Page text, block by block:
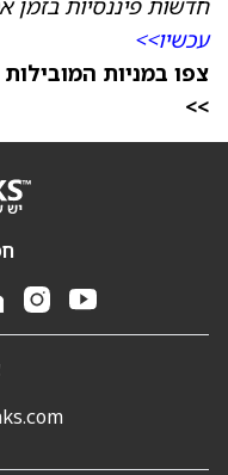
עכשיו>>
צפו במניות
>>